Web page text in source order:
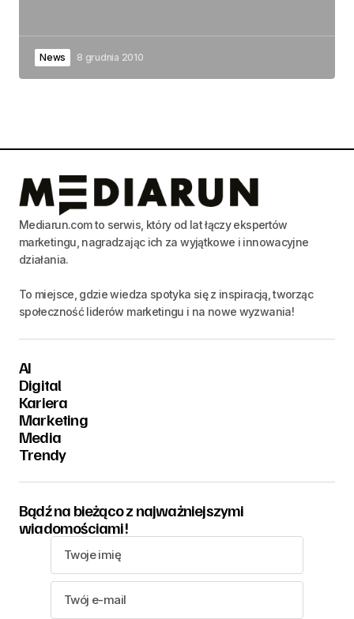
News 8 grudnia 2010
Mediarun.com to serwis, który od lat łączy ekspertów
marketingu, nagradzając ich za wyjątkowe i innowacyjne
działania.
To miejsce, gdzie wiedza spotyka się z inspiracją, tworząc
społeczność liderów marketingu i na nowe wyzwania!
AI
Digital
Kariera
Marketing
Media
Trendy
Bądź na bieżąco z najważniejszymi
wiadomościami!